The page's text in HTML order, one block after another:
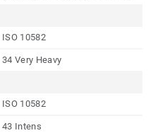
ISO 10582
34 Very Heavy
ISO 10582
43 Intens